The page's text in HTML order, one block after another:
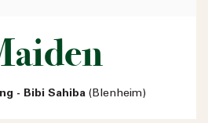
- Bibi Sahiba (Blenheim)